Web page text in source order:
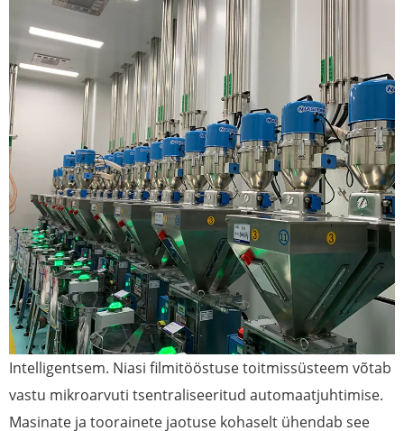
Intelligentsem. Niasi filmitööstuse toitmissüsteem võtab
vastu mikroarvuti tsentraliseeritud automaatjuhtimise.
Masinate ja toorainete jaotuse kohaselt ühendab see